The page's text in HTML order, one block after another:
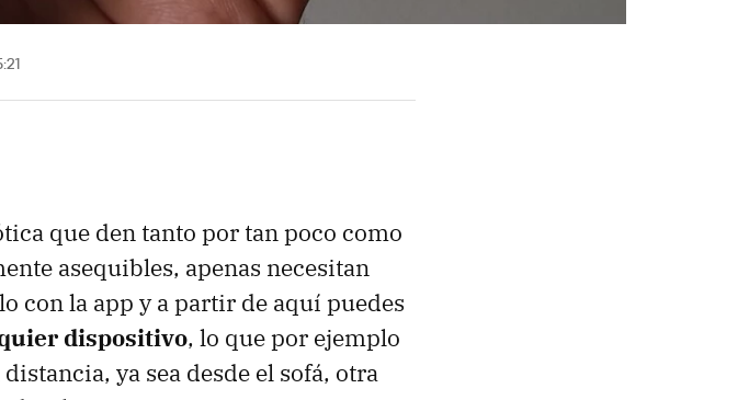
que den tanto por tan poco como
asequibles, apenas necesitan
con la app y a partir de aquí puedes
dispositivo, lo que por ejemplo
ya sea desde el sofá, otra